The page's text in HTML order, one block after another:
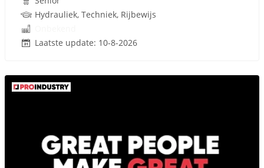
Hydrauliek, Techniek, Rijbewijs
Laatste update: 10-8-2026